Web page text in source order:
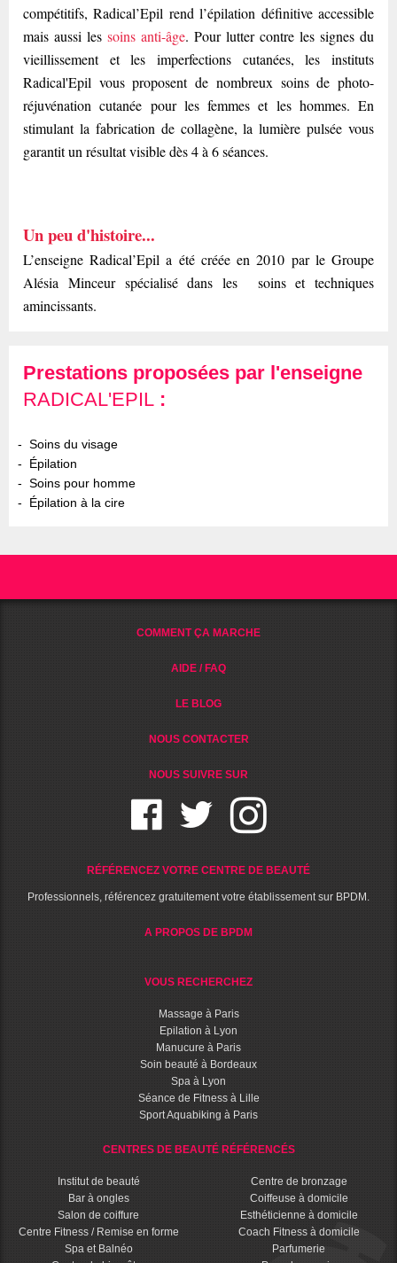
compétitifs, Radical’Epil rend l’épilation définitive accessible
mais aussi les soins anti-âge. Pour lutter contre les signes du
vieillissement et les imperfections cutanées, les instituts
Radical'Epil vous proposent de nombreux soins de photo-
réjuvénation cutanée pour les femmes et les hommes. En
stimulant la fabrication de collagène, la lumière pulsée vous
garantit un résultat visible dès 4 à 6 séances.
Un peu d'histoire...
L’enseigne Radical’Epil a été créée en 2010 par le Groupe
Alésia Minceur spécialisé dans les soins et techniques
amincissants.
Prestations proposées par l'enseigne
RADICAL'EPIL :
Soins du visage
Épilation
Soins pour homme
Épilation à la cire
COMMENT ÇA MARCHE
AIDE / FAQ
LE BLOG
NOUS CONTACTER
NOUS SUIVRE SUR
RÉFÉRENCEZ VOTRE CENTRE DE BEAUTÉ
Professionnels, référencez gratuitement votre établissement sur BPDM.
A PROPOS DE BPDM
VOUS RECHERCHEZ
Massage à Paris
Epilation à Lyon
Manucure à Paris
Soin beauté à Bordeaux
Spa à Lyon
Séance de Fitness à Lille
Sport Aquabiking à Paris
CENTRES DE BEAUTÉ RÉFÉRENCÉS
Institut de beauté
Bar à ongles
Salon de coiffure
Centre Fitness / Remise en forme
Spa et Balnéo
Centre de bronzage
Coiffeuse à domicile
Esthéticienne à domicile
Coach Fitness à domicile
Parfumerie